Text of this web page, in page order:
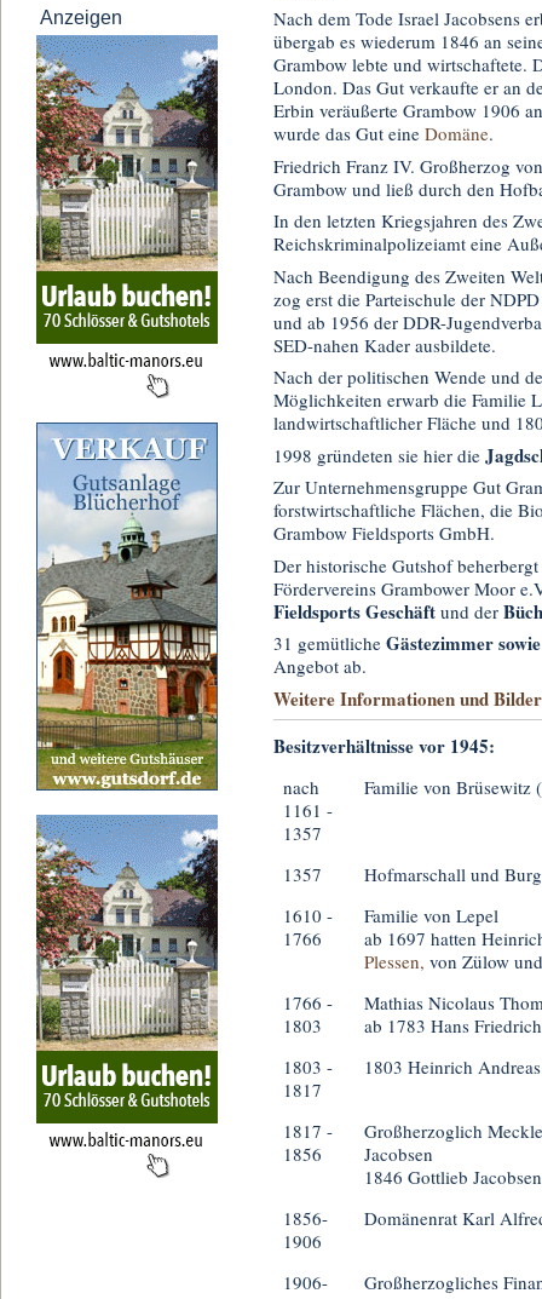
Anzeigen
Nach dem Tode Israel Jacobsens
übergab es wiederum 1846 an
Grambow lebte und wirtschaftete.
London. Das Gut verkaufte er an
Erbin veräußerte Grambow 1906
wurde das Gut eine Domäne.
Friedrich Franz IV. Großherzog
Grambow und ließ durch den
In den letzten Kriegsjahren des
Reichskriminalpolizeiamt eine
Nach Beendigung des Zweiten
zog erst die Parteischule der
und ab 1956 der DDR-
SED-nahen Kader ausbildete.
Nach der politischen Wende und
Möglichkeiten erwarb die Familie
landwirtschaftlicher Fläche und
1998 gründeten sie hier die
Zur Unternehmensgruppe Gut
forstwirtschaftliche Flächen, die
Grambow Fieldsports GmbH.
Der historische Gutshof
Fördervereins Grambower Moor
Fieldsports Geschäft und der
31 gemütliche Gästezimmer
Angebot ab.
Weitere Informationen und
Besitzverhältnisse vor 1945:
nach
1161 -
1357
Familie von Brüsewitz
1357
Hofmarschall und
1610 -
1766
Familie von Lepel
ab 1697 hatten
Plessen, von Zülow
1766 -
1803
Mathias Nicolaus
ab 1783 Hans
1803 -
1817
1803 Heinrich
1817 -
1856
Großherzoglich
Jacobsen
1846 Gottlieb Jacobsen
1856-
1906
Domänenrat Karl
1906-
Großherzogliches